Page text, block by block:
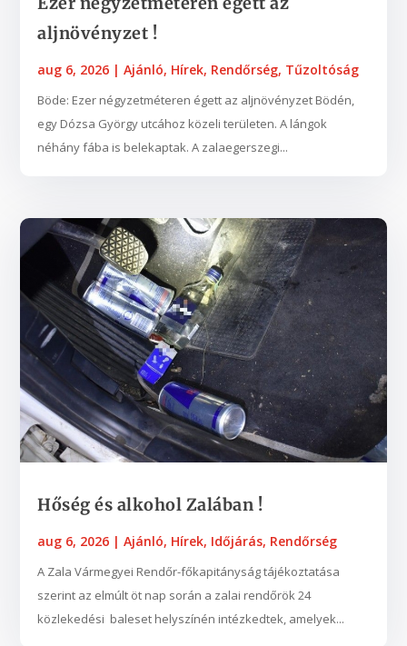
aljnövényzet !
aug 6, 2026 |Ajánló, Hírek, Rendőrség, Tűzoltóság
Böde: Ezer négyzetméteren égett az aljnövényzet Bödén,
egy Dózsa György utcához közeli területen. A lángok
néhány fába is belekaptak. A zalaegerszegi...
Hőség és alkohol Zalában !
aug 6, 2026 |Ajánló, Hírek, Időjárás, Rendőrség
A Zala Vármegyei Rendőr-főkapitányság tájékoztatása
szerint az elmúlt öt nap során a zalai rendőrök 24
közlekedési baleset helyszínén intézkedtek, amelyek...